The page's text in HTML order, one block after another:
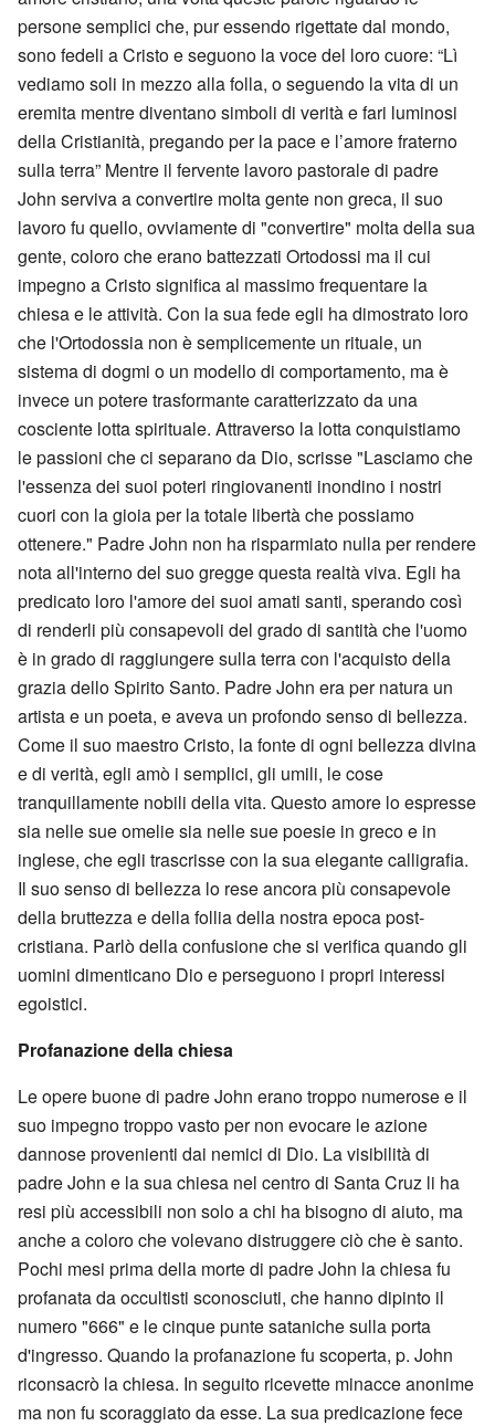
persone semplici che, pur essendo rigettate dal mondo,
sono fedeli a Cristo e seguono la voce del loro cuore: “Lì
vediamo soli in mezzo alla folla, o seguendo la vita di un
eremita mentre diventano simboli di verità e fari luminosi
della Cristianità, pregando per la pace e l’amore fraterno
sulla terra” Mentre il fervente lavoro pastorale di padre
John serviva a convertire molta gente non greca, il suo
lavoro fu quello, ovviamente di "convertire" molta della sua
gente, coloro che erano battezzati Ortodossi ma il cui
impegno a Cristo significa al massimo frequentare la
chiesa e le attività. Con la sua fede egli ha dimostrato loro
che l'Ortodossia non è semplicemente un rituale, un
sistema di dogmi o un modello di comportamento, ma è
invece un potere trasformante caratterizzato da una
cosciente lotta spirituale. Attraverso la lotta conquistiamo
le passioni che ci separano da Dio, scrisse "Lasciamo che
l'essenza dei suoi poteri ringiovanenti inondino i nostri
cuori con la gioia per la totale libertà che possiamo
ottenere." Padre John non ha risparmiato nulla per rendere
nota all'interno del suo gregge questa realtà viva. Egli ha
predicato loro l'amore dei suoi amati santi, sperando così
di renderli più consapevoli del grado di santità che l'uomo
è in grado di raggiungere sulla terra con l'acquisto della
grazia dello Spirito Santo. Padre John era per natura un
artista e un poeta, e aveva un profondo senso di bellezza.
Come il suo maestro Cristo, la fonte di ogni bellezza divina
e di verità, egli amò i semplici, gli umili, le cose
tranquillamente nobili della vita. Questo amore lo espresse
sia nelle sue omelie sia nelle sue poesie in greco e in
inglese, che egli trascrisse con la sua elegante calligrafia.
Il suo senso di bellezza lo rese ancora più consapevole
della bruttezza e della follia della nostra epoca post-
cristiana. Parlò della confusione che si verifica quando gli
uomini dimenticano Dio e perseguono i propri interessi
egoistici.
Profanazione della chiesa
Le opere buone di padre John erano troppo numerose e il
suo impegno troppo vasto per non evocare le azione
dannose provenienti dai nemici di Dio. La visibilità di
padre John e la sua chiesa nel centro di Santa Cruz li ha
resi più accessibili non solo a chi ha bisogno di aiuto, ma
anche a coloro che volevano distruggere ciò che è santo.
Pochi mesi prima della morte di padre John la chiesa fu
profanata da occultisti sconosciuti, che hanno dipinto il
numero "666" e le cinque punte sataniche sulla porta
d'ingresso. Quando la profanazione fu scoperta, p. John
riconsacrò la chiesa. In seguito ricevette minacce anonime
ma non fu scoraggiato da esse. La sua predicazione fece